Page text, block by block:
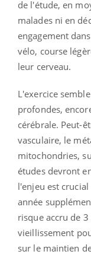
de l'étude, en
malades ni en
engagement
vélo, course
leur cerveau.
L'exercice
profondes,
cérébrale. Peut-
vasculaire, le
mitochondries,
études devront
l'enjeu est
année
risque accru de
vieillissement
sur le maintien